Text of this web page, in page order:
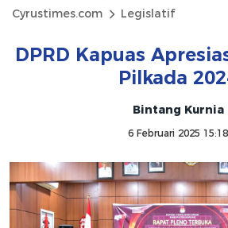
Cyrustimes.com Legislatif
DPRD Kapuas
Pilkada
Bintang Kurnia
6 Februari 2025 15:18